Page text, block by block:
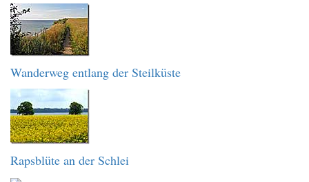
Wanderweg entlang der Steilküste
Rapsblüte an der Schlei